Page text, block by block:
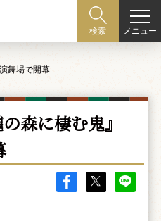
検索 メニュー
舞場で開幕
森に棲む鬼』